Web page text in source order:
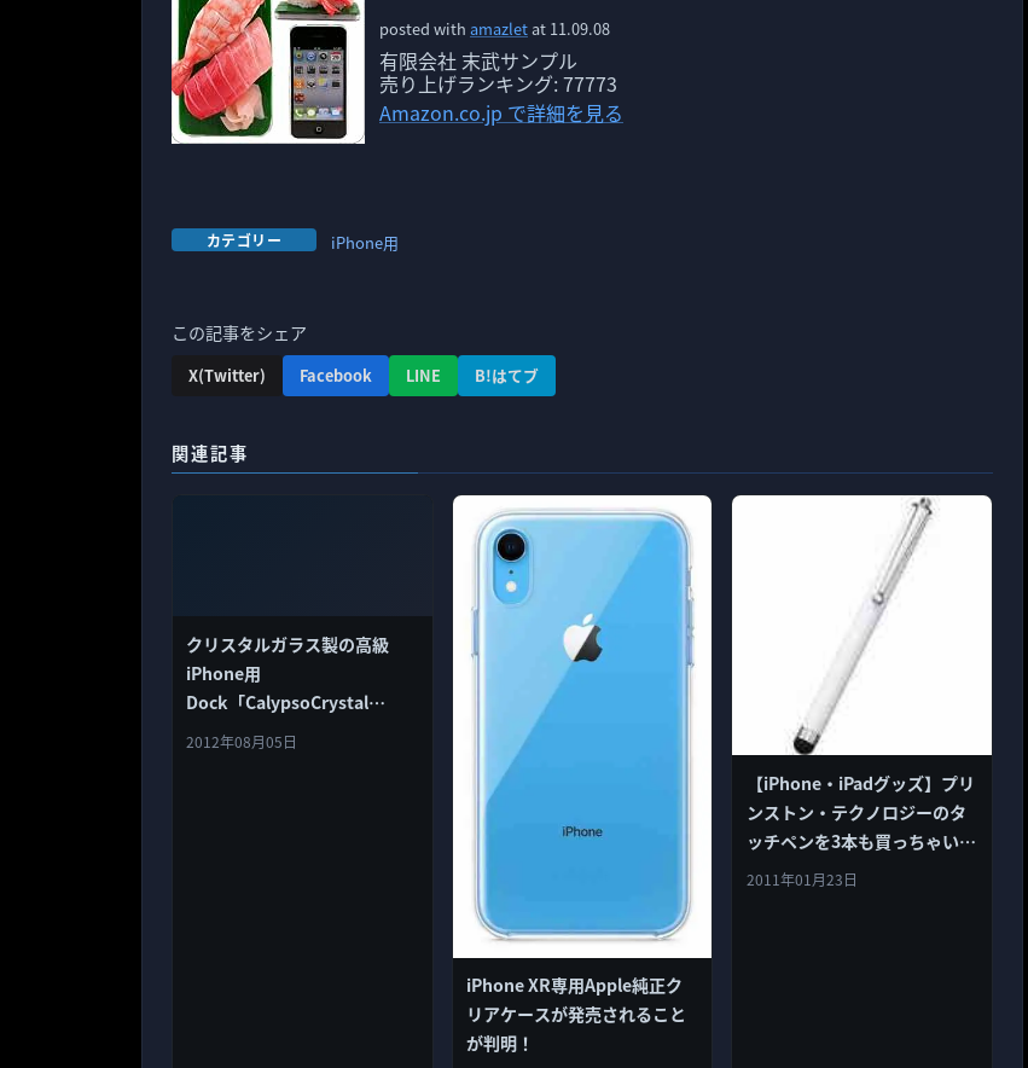
posted with amazletat 11.09.08
有限会社 末武サンプル
売り上げランキング: 77773
Amazon.co.jp で詳細を見る
カテゴリー iPhone用
この記事をシェア
X(Twitter) Facebook LINE B!はてブ
関連記事
クリスタルガラス製の高級
iPhone用
Dock「CalypsoCrystal
CrystalDock」、プレアデス
2012年08月05日
iPhone XR専用Apple純正ク
リアケースが発売されること
が判明！
【iPhone・iPadグッズ】プリ
ンストン・テクノロジーのタ
ッチペンを3本も買っちゃいま
した。
2011年01月23日